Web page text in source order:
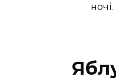
ночі.